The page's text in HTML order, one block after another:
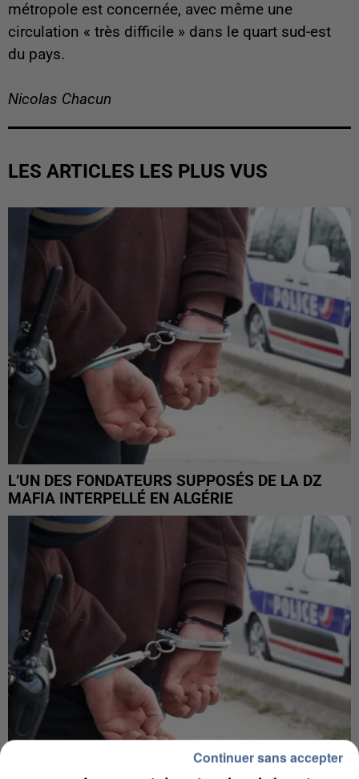
métropole est concernée, avec même une
circulation « très difficile » dans le quart sud-est
du pays.
Nicolas Chacun
LES ARTICLES LES PLUS VUS
L’UN DES FONDATEURS SUPPOSÉS DE LA DZ
MAFIA INTERPELLÉ EN ALGÉRIE
Continuer sans accepter